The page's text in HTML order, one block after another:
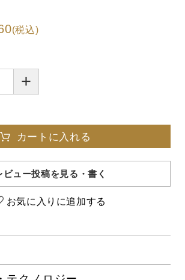
(税込)
+
カートに入れる
ビュー投稿を見る・書く
お気に入りに追加する